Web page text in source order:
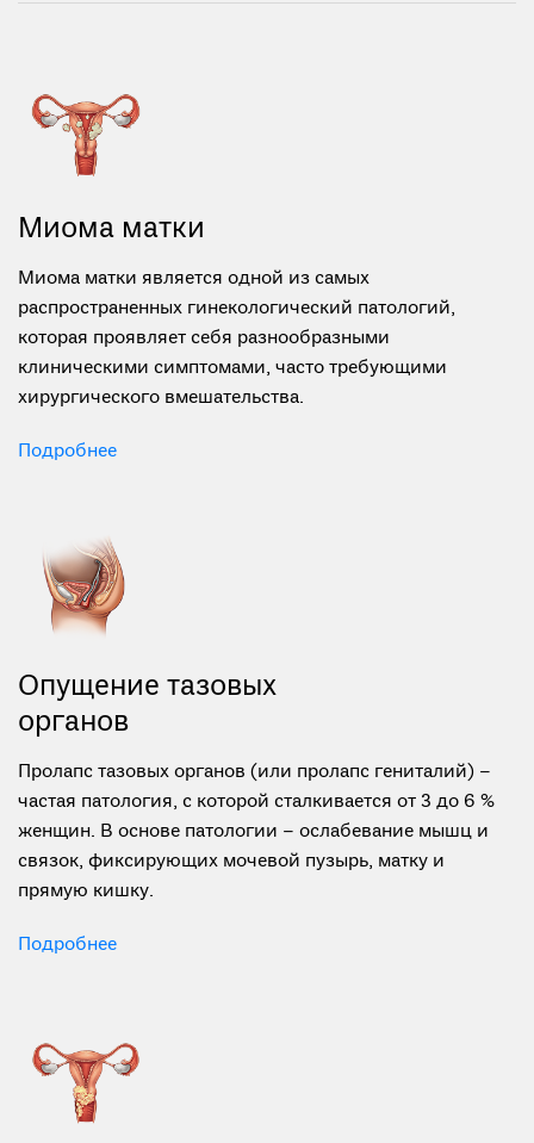
Миома матки
Миома матки является одной из самых
распространенных гинекологический патологий,
которая проявляет себя разнообразными
клиническими симптомами, часто требующими
хирургического вмешательства.
Подробнее
Опущение тазовых
органов
Пролапс тазовых органов (или пролапс гениталий) –
частая патология, с которой сталкивается от 3 до 6 %
женщин. В основе патологии – ослабевание мышц и
связок, фиксирующих мочевой пузырь, матку и
прямую кишку.
Подробнее